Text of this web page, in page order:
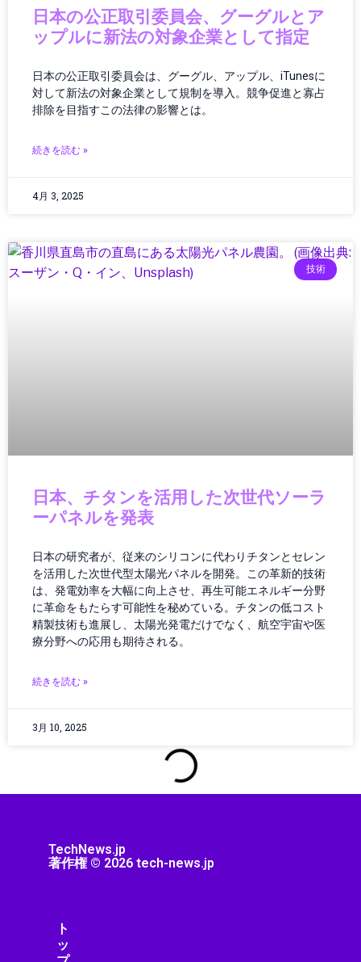
ウェアラブルテクノロジー
ウェアラブルデバイス
エッジAI
エネルギー
エネルギー/インフラ
エネルギーインフラ
エネルギー技術
エンタメ・ポップカルチャー
オーディオ機器
オペレーション
ガバナンス
ガバナンス/コンプライアンス
キャッシュレス
クラウド／データセンター
クラウドコンピューティング
クラウドテクノロジー
クリーンエネルギー
クリエイター
グローバルガバナンス
グローバルビジネス
ゲーミング／ハードウェア
ゲーム
ゲーム/アプリ
日本の公正取引委員会、グーグルとア
ップルに新法の対象企業として指定
日本の公正取引委員会は、グーグル、アップル、iTunesに
対して新法の対象企業として規制を導入。競争促進と寡占
排除を目指すこの法律の影響とは。
続きを読む »
4月 3, 2025
技術
日本、チタンを活用した次世代ソーラ
ーパネルを発表
日本の研究者が、従来のシリコンに代わりチタンとセレン
を活用した次世代型太陽光パネルを開発。この革新的技術
は、発電効率を大幅に向上させ、再生可能エネルギー分野
に革命をもたらす可能性を秘めている。チタンの低コスト
精製技術も進展し、太陽光発電だけでなく、航空宇宙や医
療分野への応用も期待される。
続きを読む »
3月 10, 2025
TechNews.jp
著作権 © 2026 tech-news.jp
ト
ッ